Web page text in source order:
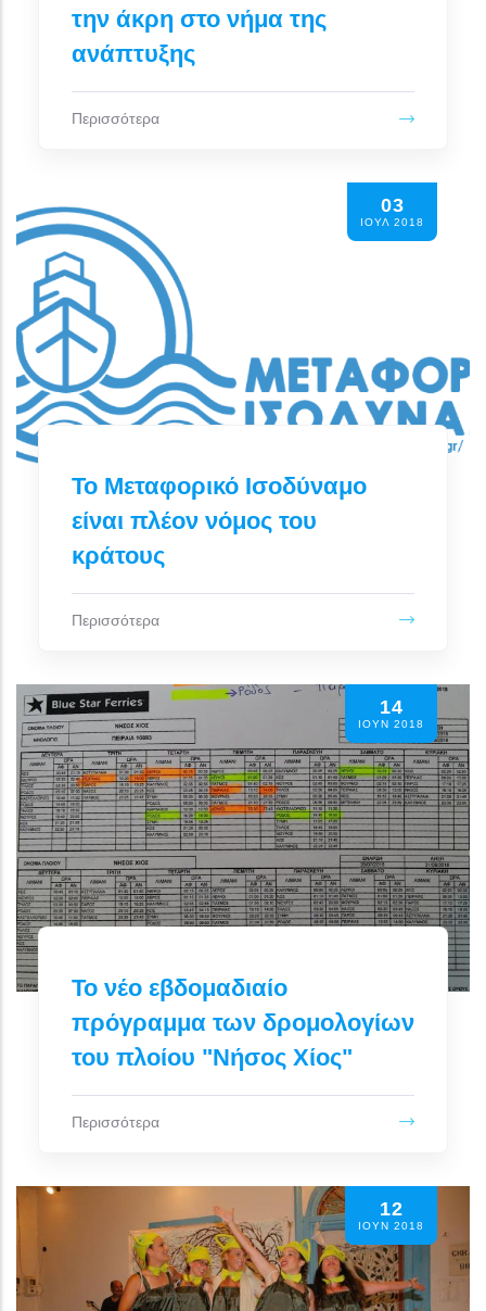
την άκρη στο νήμα της
ανάπτυξης
Περισσότερα
03
ΙΟΥΛ 2018
Το Μεταφορικό Ισοδύναμο
είναι πλέον νόμος του
κράτους
Περισσότερα
14
ΙΟΥΝ 2018
Το νέο εβδομαδιαίο
πρόγραμμα των δρομολογίων
του πλοίου "Νήσος Χίος"
Περισσότερα
12
ΙΟΥΝ 2018